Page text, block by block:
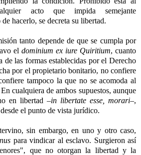
acto que impida semejante
hacerlo, se decreta su libertad.
tanto depende de que se cumpla por
el dominium ex iure Quiritium, cuanto
de las formas establecidas por el Derecho
por el propietario bonitario, no confiere
tampoco la que no se acomoda al
cualquiera de ambos supuestos, aunque
en libertad –in libertate esse, morari–,
el punto de vista jurídico.
sin embargo, en uno y otro caso,
para vindicar al esclavo. Surgieron así
que no otorgan la libertad y la